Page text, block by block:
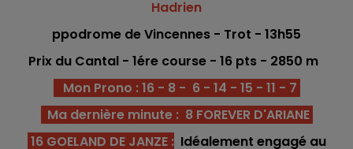
Hadrien
ppodrome de Vincennes - Trot - 13h55
Prix du Cantal - 1ére course - 16 pts - 2850 m
Mon Prono : 16 - 8 - 6 - 14 - 15 - 11 - 7
Ma dernière minute : 8 FOREVER D'ARIANE
16 GOELAND DE JANZE : Idéalement engagé au